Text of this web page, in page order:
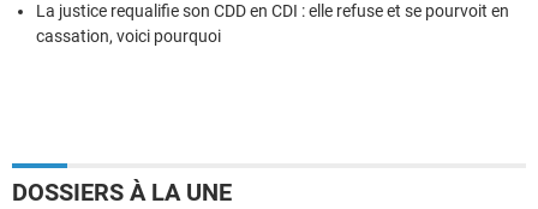
La justice requalifie son CDD en CDI : elle refuse et se pourvoit en
cassation, voici pourquoi
DOSSIERS À LA UNE